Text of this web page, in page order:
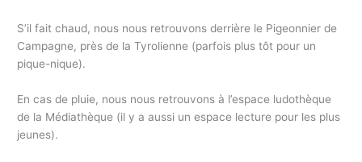
S’il fait chaud, nous nous retrouvons derrière le Pigeonnier de
Campagne, près de la Tyrolienne (parfois plus tôt pour un
pique-nique).
En cas de pluie, nous nous retrouvons à l’espace ludothèque
de la Médiathèque (il y a aussi un espace lecture pour les plus
jeunes).